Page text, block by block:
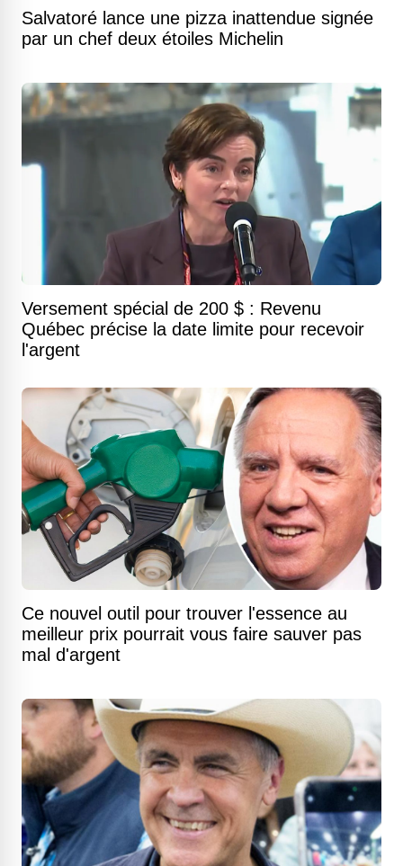
Salvatoré lance une pizza inattendue signée
par un chef deux étoiles Michelin
Versement spécial de 200 $ : Revenu
Québec précise la date limite pour recevoir
l'argent
Ce nouvel outil pour trouver l'essence au
meilleur prix pourrait vous faire sauver pas
mal d'argent